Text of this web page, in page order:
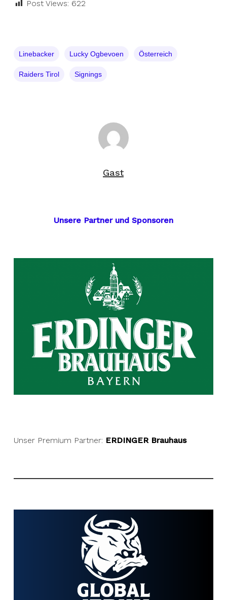
Post Views: 622
Linebacker Lucky Ogbevoen Österreich
Raiders Tirol Signings
Gast
Unsere Partner und Sponsoren
Unser Premium Partner: ERDINGER Brauhaus